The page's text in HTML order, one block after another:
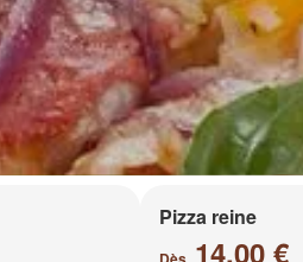
Pizza reine
14.00 €